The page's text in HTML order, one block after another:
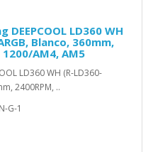
LD360 WH
Blanco, 360mm,
1200/AM4, AM5
LD360 WH (R-LD360-
2400RPM, ..
G-1